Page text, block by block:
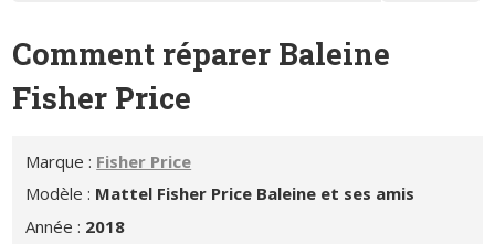
Comment réparer Baleine
Fisher Price
Marque : Fisher Price
Modèle : Mattel Fisher Price Baleine et ses amis
Année : 2018